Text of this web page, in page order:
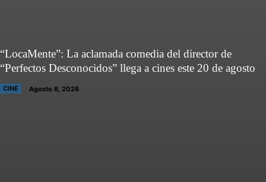
“LocaMente”: La aclamada comedia del director de
“Perfectos Desconocidos” llega a cines este 20 de agosto
CINE Agosto 6, 2026